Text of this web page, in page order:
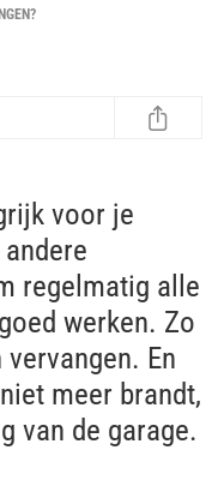
voor je
regelmatig alle
werken. Zo
En
meer brandt,
van de garage.